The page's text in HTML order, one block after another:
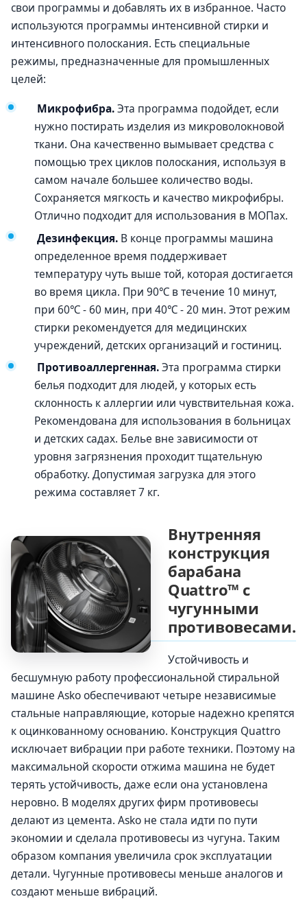
свои программы и добавлять их в избранное. Часто
используются программы интенсивной стирки и
интенсивного полоскания. Есть специальные
режимы, предназначенные для промышленных
целей:
Микрофибра.Эта программа подойдет, если
нужно постирать изделия из микроволокновой
ткани. Она качественно вымывает средства с
помощью трех циклов полоскания, используя в
самом начале большее количество воды.
Сохраняется мягкость и качество микрофибры.
Отлично подходит для использования в МОПах.
Дезинфекция. В конце программы машина
определенное время поддерживает
температуру чуть выше той, которая достигается
во время цикла. При 90℃ в течение 10 минут,
при 60℃ - 60 мин, при 40℃ - 20 мин. Этот режим
стирки рекомендуется для медицинских
учреждений, детских организаций и гостиниц.
Противоаллергенная.Эта программа стирки
белья подходит для людей, у которых есть
склонность к аллергии или чувствительная кожа.
Рекомендована для использования в больницах
и детских садах. Белье вне зависимости от
уровня загрязнения проходит тщательную
обработку. Допустимая загрузка для этого
режима составляет 7 кг.
Внутренняя
конструкция
барабана
Quattro™ с
чугунными
противовесами.
Устойчивость и
бесшумную работу профессиональной стиральной
машине Asko обеспечивают четыре независимые
стальные направляющие, которые надежно крепятся
к оцинкованному основанию. Конструкция Quattro
исключает вибрации при работе техники. Поэтому на
максимальной скорости отжима машина не будет
терять устойчивость, даже если она установлена
неровно. В моделях других фирм противовесы
делают из цемента. Asko не стала идти по пути
экономии и сделала противовесы из чугуна. Таким
образом компания увеличила срок эксплуатации
детали. Чугунные противовесы меньше аналогов и
создают меньше вибраций.